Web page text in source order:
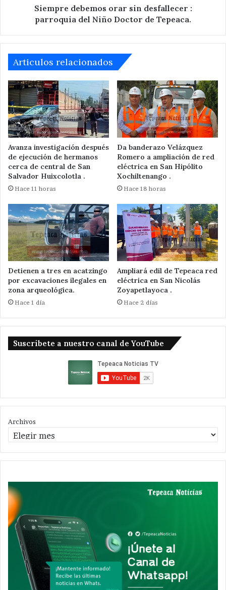
Siempre debemos orar sin desfallecer :
parroquia del Niño Doctor de Tepeaca.
Articulos relacionados
Avanza investigación después
de ejecución de hermanos
cerca de central de San
Salvador Huixcolotla .
Hace 11 horas
Da banderazo Velázquez
Romero a ampliación de red
eléctrica en San Hipólito
Xochiltenango .
Hace 18 horas
Detienen a tres en acatzingo
por excavaciones ilegales en
zona arqueológica.
Hace 1 día
Ampliará edil de Tepeaca red
eléctrica en San Nicolás
Zoyapetlayoca .
Hace 2 días
Suscribete a nuestro canal de YouTube
Archivos